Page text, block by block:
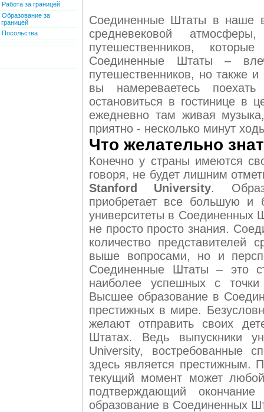
Работа за границей
Образование за
границей
Посольства
Соединенные Штаты в наше
средневековой
путешественников,
Соединенные Штаты –
путешественников, но также
вы намереваетесь
остановиться в гостинице в
ежедневно там живая
приятно - несколько минут
Что желательно
Конечно у страны имеются
говоря, не будет лишним
Stanford University.
приобретает все большую и
университеты в Соединенных
не просто просто знания.
количество представителей
выше вопросами, но и
Соединенные Штаты – это
наиболее успешных с
Высшее образование в
престижных в мире.
желают отправить своих
Штатах. Ведь выпускники
University, востребованные
здесь является престижным.
текущий момент может
подтверждающий
образование в Соединенных